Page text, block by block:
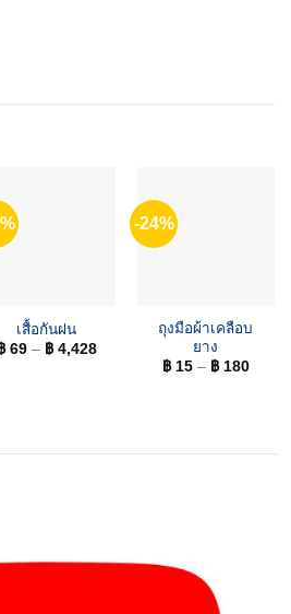
เสื้อกันฝน
฿69– ฿4,428
-24%
ถุงมือผ้าเคลือบ
ยาง
฿15– ฿180